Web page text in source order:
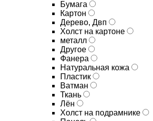
Бумага
Картон
Дерево, Двп
Холст на картоне
металл
Другое
Фанера
Натуральная кожа
Пластик
Ватман
Ткань
Лён
Холст на подрамнике